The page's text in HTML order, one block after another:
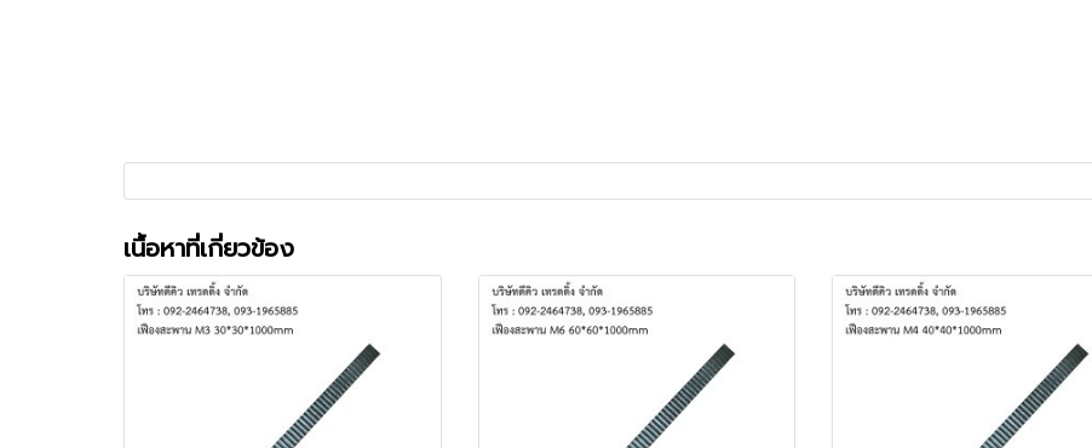
เนื้อหาที่เกี่ยวข้อง